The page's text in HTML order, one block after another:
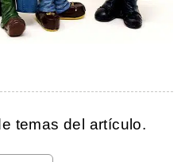
temas del artículo.